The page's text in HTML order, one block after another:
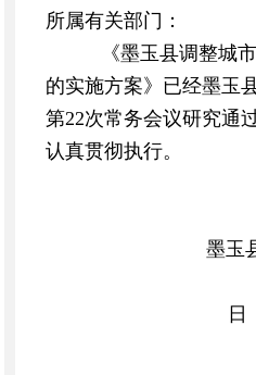
所属有关部门：
《墨玉县调整城市
的实施方案》已经墨玉
第22次常务会议研究通
认真贯彻执行。
墨玉县人民
2022
日